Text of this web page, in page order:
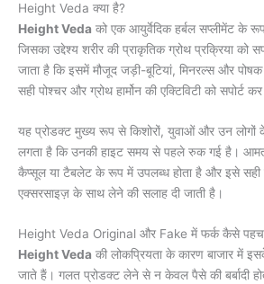
Height Veda क्या है?
Height Veda को एक आयुर्वेदिक हर्बल सप्लीमेंट के
जिसका उद्देश्य शरीर की प्राकृतिक ग्रोथ प्रक्रिया को
जाता है कि इसमें मौजूद जड़ी-बूटियां, मिनरल्स और
सही पोश्चर और ग्रोथ हार्मोन की एक्टिविटी को सपोर्ट
यह प्रोडक्ट मुख्य रूप से किशोरों, युवाओं और उन लोगों के
लगता है कि उनकी हाइट समय से पहले रुक गई है।
कैप्सूल या टैबलेट के रूप में उपलब्ध होता है और इसे सही
एक्सरसाइज़ के साथ लेने की सलाह दी जाती है।
Height Veda Original और Fake में फर्क कैसे
Height Veda की लोकप्रियता के कारण बाजार में
जाते हैं। गलत प्रोडक्ट लेने से न केवल पैसे की बर्बादी